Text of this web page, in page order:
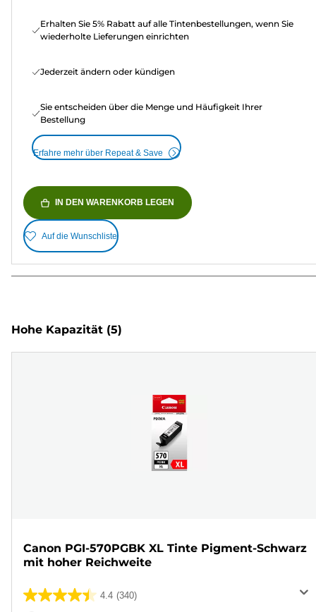
Erhalten Sie 5% Rabatt auf alle Tintenbestellungen, wenn Sie
wiederholte Lieferungen einrichten
Jederzeit ändern oder kündigen
Sie entscheiden über die Menge und Häufigkeit Ihrer
Bestellung
Erfahre mehr über Repeat & Save
IN DEN WARENKORB LEGEN
Auf die Wunschliste
Hohe Kapazität (5)
Canon PGI-570PGBK XL Tinte Pigment-Schwarz
mit hoher Reichweite
4.4 (340)
4.4